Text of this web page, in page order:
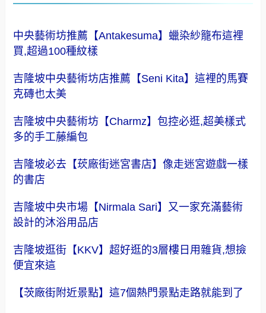
中央藝術坊推薦【Antakesuma】蠟染紗籠布這裡
買,超過100種紋樣
吉隆坡中央藝術坊店推薦【Seni Kita】這裡的馬賽
克磚也太美
吉隆坡中央藝術坊【Charmz】包控必逛,超美樣式
多的手工藤編包
吉隆坡必去【莰廠街迷宮書店】像走迷宮遊戲一樣
的書店
吉隆坡中央市場【Nirmala Sari】又一家充滿藝術
設計的沐浴用品店
吉隆坡逛街【KKV】超好逛的3層樓日用雜貨,想撿
便宜來這
【茨廠街附近景點】這7個熱門景點走路就能到了